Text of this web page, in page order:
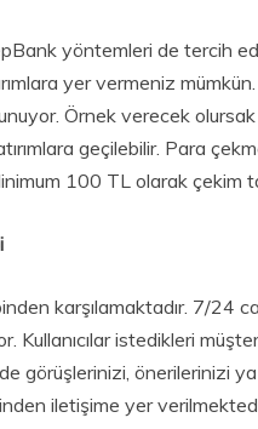
yöntemleri de tercih
yer vermeniz mümkün.
Örnek verecek
geçilebilir. Para
100 TL olarak çekim
karşılamaktadır. 7/24
Kullanıcılar istedikleri
görüşlerinizi, önerilerinizi ya
iletişime yer